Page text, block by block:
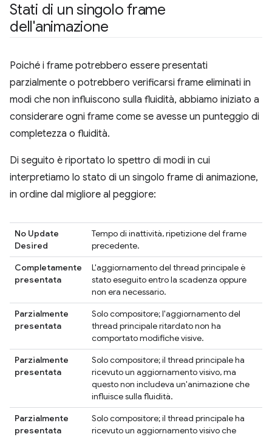
Stati di un singolo frame
dell'animazione
Poiché i frame potrebbero essere presentati
parzialmente o potrebbero verificarsi frame eliminati in
modi che non influiscono sulla fluidità, abbiamo iniziato a
considerare ogni frame come se avesse un punteggio di
completezza o fluidità.
Di seguito è riportato lo spettro di modi in cui
interpretiamo lo stato di un singolo frame di animazione,
in ordine dal migliore al peggiore:
No Update
Desired
Tempo di inattività, ripetizione del frame
precedente.
Completamente
presentata
L'aggiornamento del thread principale è
stato eseguito entro la scadenza oppure
non era necessario.
Parzialmente
presentata
Solo compositore; l'aggiornamento del
thread principale ritardato non ha
comportato modifiche visive.
Parzialmente
presentata
Solo compositore; il thread principale ha
ricevuto un aggiornamento visivo, ma
questo non includeva un'animazione che
influisce sulla fluidità.
Parzialmente
presentata
Solo compositore; il thread principale ha
ricevuto un aggiornamento visivo che